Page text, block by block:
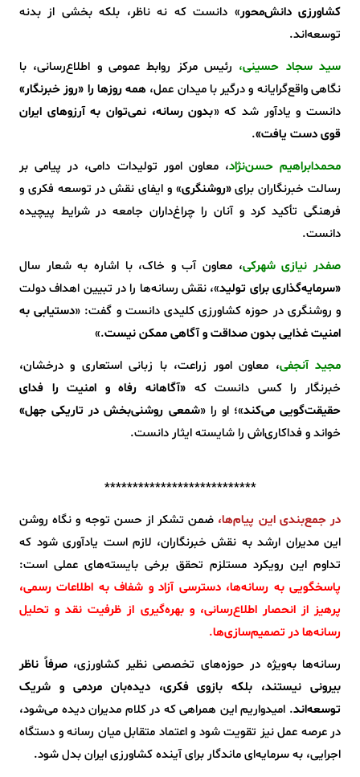
کشاورزی دانش‌محور» دانست که نه ناظر، بلکه بخشی از بدنه
توسعه‌اند.
سید سجاد حسینی، رئیس مرکز روابط عمومی و اطلاع‌رسانی، با
نگاهی واقع‌گرایانه و درگیر با میدان عمل، همه روزها را «روز خبرنگار»
دانست و یادآور شد که «بدون رسانه، نمی‌توان به آرزوهای ایران
قوی دست یافت».
محمدابراهیم حسن‌نژاد، معاون امور تولیدات دامی، در پیامی بر
رسالت خبرنگاران برای«روشنگری» و ایفای نقش در توسعه فکری و
فرهنگی تأکید کرد و آنان را چراغ‌داران جامعه در شرایط پیچیده
دانست.
صفدر نیازی شهرکی، معاون آب و خاک، با اشاره به شعار سال
«سرمایه‌گذاری برای تولید»، نقش رسانه‌ها را در تبیین اهداف دولت
و روشنگری در حوزه کشاورزی کلیدی دانست و گفت: «دستیابی به
امنیت غذایی بدون صداقت و آگاهی ممکن نیست.»
مجید آنجفی، معاون امور زراعت، با زبانی استعاری و درخشان،
خبرنگار را کسی دانست که «آگاهانه رفاه و امنیت را فدای
حقیقت‌گویی می‌کند»؛ او را «شمعی روشنی‌بخش در تاریکی جهل»
خواند و فداکاری‌اش را شایسته ایثار دانست.
***************************
در جمع‌بندی این پیام‌ها، ضمن تشکر از حسن توجه و نگاه روشن
این مدیران ارشد به نقش خبرنگاران، لازم است یادآوری شود که
تداوم این رویکرد مستلزم تحقق برخی بایسته‌های عملی است:
پاسخگویی به رسانه‌ها، دسترسی آزاد و شفاف به اطلاعات رسمی،
پرهیز از انحصار اطلاع‌رسانی، و بهره‌گیری از ظرفیت نقد و تحلیل
رسانه‌ها در تصمیم‌سازی‌ها.
رسانه‌ها به‌ویژه در حوزه‌های تخصصی نظیر کشاورزی،صرفاً ناظر
بیرونی نیستند، بلکه بازوی فکری، دیده‌بان مردمی و شریک
توسعه‌اند. امیدواریم این همراهی که در کلام مدیران دیده می‌شود،
در عرصه عمل نیز تقویت شود و اعتماد متقابل میان رسانه و دستگاه
اجرایی، به سرمایه‌ای ماندگار برای آینده کشاورزی ایران بدل شود.